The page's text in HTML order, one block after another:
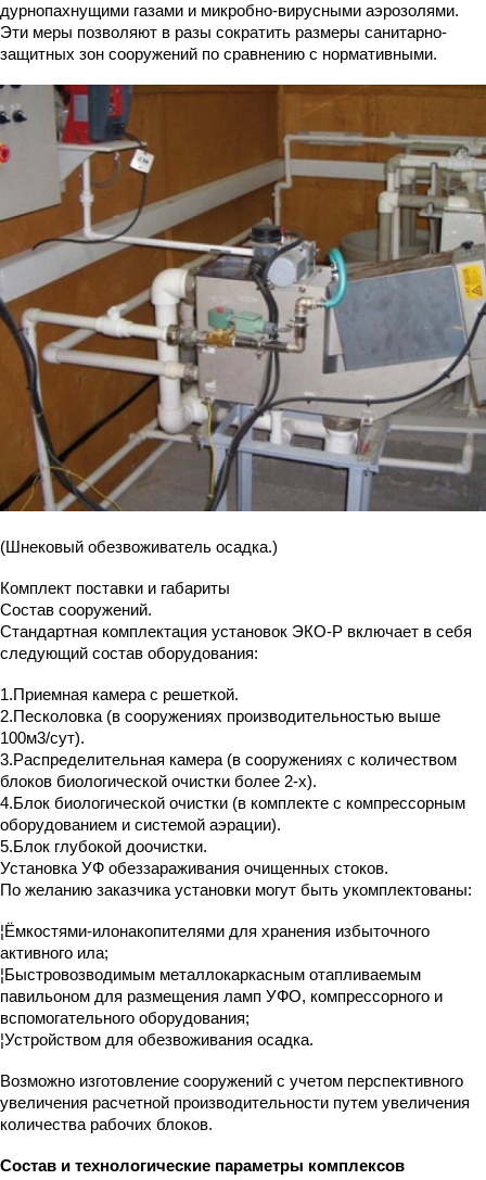
дурнопахнущими газами и микробно-вирусными аэрозолями.
Эти меры позволяют в разы сократить размеры санитарно-
защитных зон сооружений по сравнению с нормативными.
(Шнековый обезвоживатель осадка.)
Комплект поставки и габариты
Состав сооружений.
Стандартная комплектация установок ЭКО-Р включает в себя
следующий состав оборудования:
1.Приемная камера с решеткой.
2.Песколовка (в сооружениях производительностью выше
100м3/сут).
3.Распределительная камера (в сооружениях с количеством
блоков биологической очистки более 2-х).
4.Блок биологической очистки (в комплекте с компрессорным
оборудованием и системой аэрации).
5.Блок глубокой доочистки.
Установка УФ обеззараживания очищенных стоков.
По желанию заказчика установки могут быть укомплектованы:
¦Ёмкостями-илонакопителями для хранения избыточного
активного ила;
¦Быстровозводимым металлокаркасным отапливаемым
павильоном для размещения ламп УФО, компрессорного и
вспомогательного оборудования;
¦Устройством для обезвоживания осадка.
Возможно изготовление сооружений с учетом перспективного
увеличения расчетной производительности путем увеличения
количества рабочих блоков.
Состав и технологические параметры комплексов